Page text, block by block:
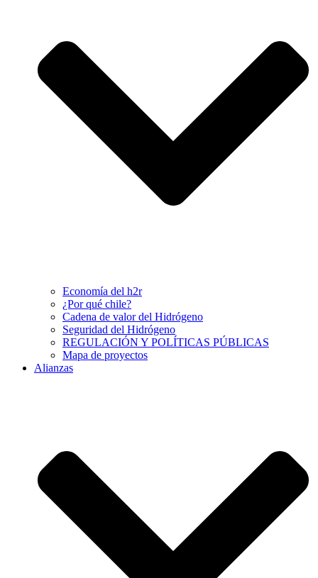
Economía del h2r
¿Por qué chile?
Cadena de valor del Hidrógeno
Seguridad del Hidrógeno
REGULACIÓN Y POLÍTICAS PÚBLICAS
Mapa de proyectos
Alianzas